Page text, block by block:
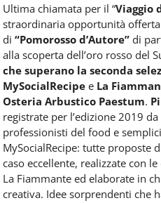
Ultima chiamata per il “Viaggio
straordinaria opportunità
di “Pomorosso d’Autore” di
alla scoperta dell’oro rosso del
che superano la seconda
MySocialRecipe e La
Osteria Arbustico Paestum.
registrate per l’edizione 2019
professionisti del food e
MySocialRecipe: tutte proposte
caso eccellente, realizzate con
La Fiammante ed elaborate in
creativa. Idee sorprendenti che